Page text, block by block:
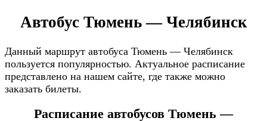
Автобус Тюмень — Челябинск
Данный маршрут автобуса Тюмень — Челябинск
пользуется популярностью. Актуальное расписание
представлено на нашем сайте, где также можно
заказать билеты.
Расписание автобусов Тюмень —